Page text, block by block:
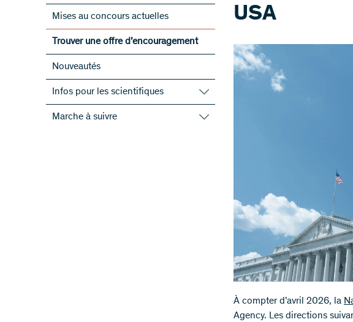
Mises au concours actuelles
Trouver une offre d’encouragement
Nouveautés
Infos pour les scientifiques
Recherche orientée vers l’application
Marche à suivre
USA
À compter d’avril 2026, la
Agency. Les directions